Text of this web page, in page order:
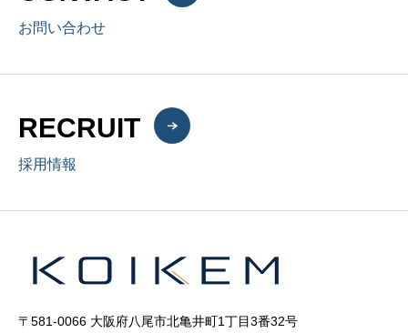
お問い合わせ
RECRUIT
採用情報
〒581-0066 大阪府八尾市北亀井町1丁目3番32号